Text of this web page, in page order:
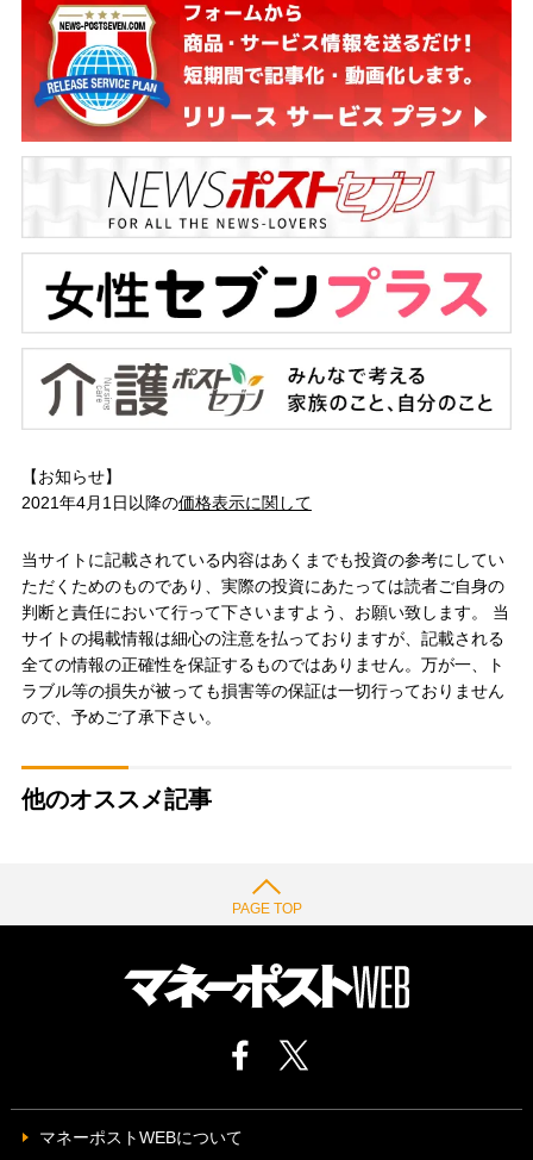
【お知らせ】
2021年4月1日以降の価格表示に関して
当サイトに記載されている内容はあくまでも投資の参考にしてい
ただくためのものであり、実際の投資にあたっては読者ご自身の
判断と責任において行って下さいますよう、お願い致します。 当
サイトの掲載情報は細心の注意を払っておりますが、記載される
全ての情報の正確性を保証するものではありません。万が一、ト
ラブル等の損失が被っても損害等の保証は一切行っておりません
ので、予めご了承下さい。
他のオススメ記事
PAGE TOP
マネーポストWEBについて